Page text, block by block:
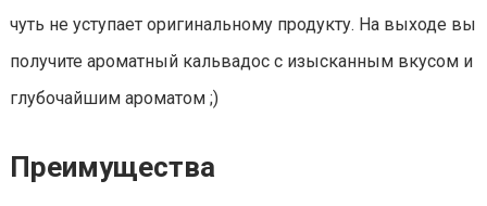
чуть не уступает оригинальному продукту. На выходе вы
получите ароматный кальвадос с изысканным вкусом и
глубочайшим ароматом ;)
Преимущества